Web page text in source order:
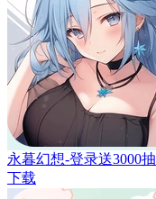
永暮幻想-登录送3000抽
下载